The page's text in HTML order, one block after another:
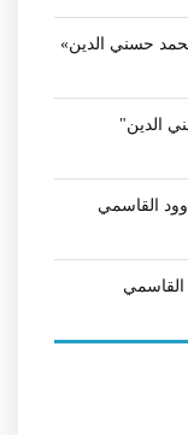
حسني الدين»
الدين"
القاسمي